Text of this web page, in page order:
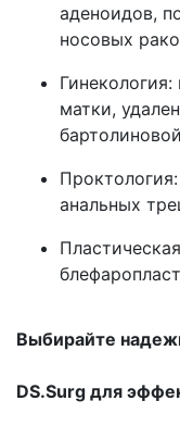
аденоидов,
носовых
матки,
анальных
Выбирайте
DS.Surg для